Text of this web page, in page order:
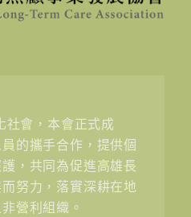
社會，本會正式成
的攜手合作，提供個
，共同為促進高雄長
努力，落實深耕在地
營利組織。